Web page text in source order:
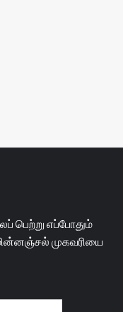
பெற்று எப்போதும்
முகவரியை